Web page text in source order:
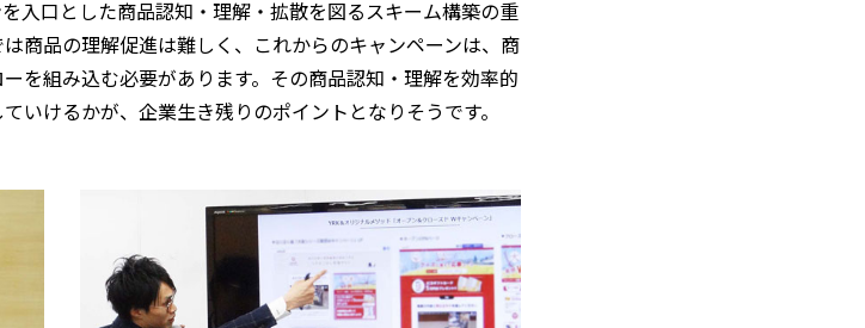
入口とした商品認知・理解・拡散を図るスキーム構築の重
商品の理解促進は難しく、これからのキャンペーンは、商
を組み込む必要があります。その商品認知・理解を効率的
いけるかが、企業生き残りのポイントとなりそうです。